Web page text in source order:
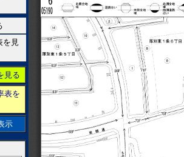
を見
見る
表を
示